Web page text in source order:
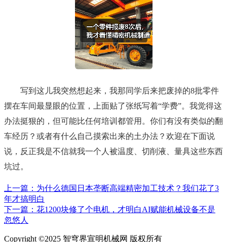
写到这儿我突然想起来，我那同学后来把废掉的8批零件
摆在车间最显眼的位置，上面贴了张纸写着“学费”。我觉得这
办法挺狠的，但可能比任何培训都管用。你们有没有类似的翻
车经历？或者有什么自己摸索出来的土办法？欢迎在下面说
说，反正我是不信就我一个人被温度、切削液、量具这些东西
坑过。
上一篇：为什么德国日本垄断高端精密加工技术？我们花了3
年才搞明白
下一篇：花1200块修了个电机，才明白AI赋能机械设备不是
忽悠人
Copyright ©2025 智穹界宣明机械网 版权所有